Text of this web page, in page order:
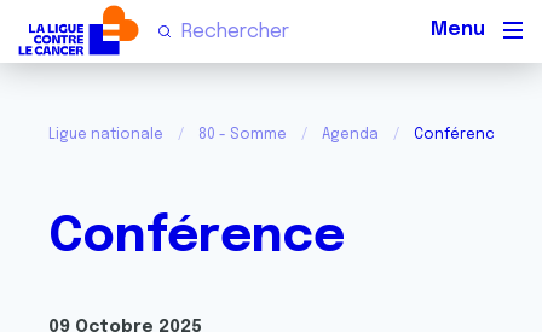
Ligue nationale 80 - Somme Agenda Conférence
Conférence
09 Octobre 2025